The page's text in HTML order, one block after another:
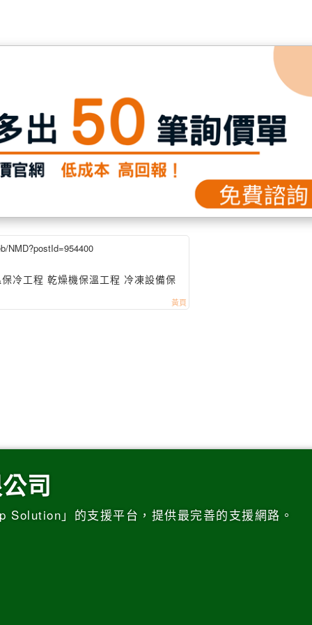
NMD?postId=954400
冷工程 乾燥機保溫工程 冷凍設備保
司
Solution」的支援平台，提供最完善的支援網路。